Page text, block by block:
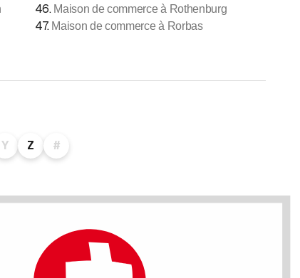
46. Maison de commerce à Rothenburg
47. Maison de commerce à Rorbas
Y Z #